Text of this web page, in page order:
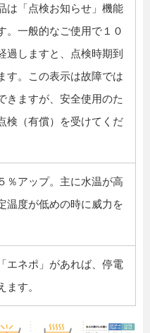
は「点検お知らせ」機能
。一般的なご使用で１０
過しますと、点検時期到
す。この表示は故障では
きますが、安全使用のた
検（有償）を受けてくだ
％アップ。主に水温が高
温度が低めの時に威力を
エネポ」があれば、停電
ます。